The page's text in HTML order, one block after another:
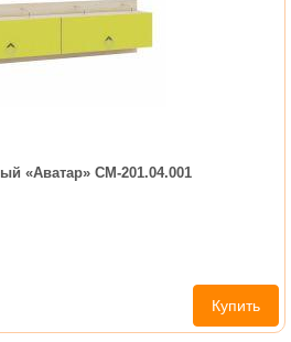
«Аватар» СМ-201.04.001
Купить